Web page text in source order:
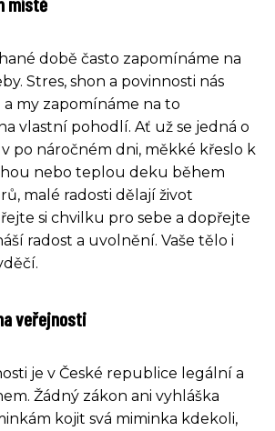
době často zapomínáme na
Stres, shon a povinnosti nás
my zapomínáme na to
vlastní pohodlí. Ať už se jedná o
po náročném dni, měkké křeslo k
nebo teplou deku během
malé radosti dělají život
si chvilku pro sebe a dopřejte
radost a uvolnění. Vaše tělo i
veřejnosti
je v České republice legální a
Žádný zákon ani vyhláška
kojit svá miminka kdekoli,